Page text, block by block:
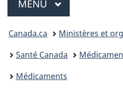
MENU PRINCIPAL
Vous
êtes
ici :
Canada.ca
Ministères et
Santé Canada
Médicaments